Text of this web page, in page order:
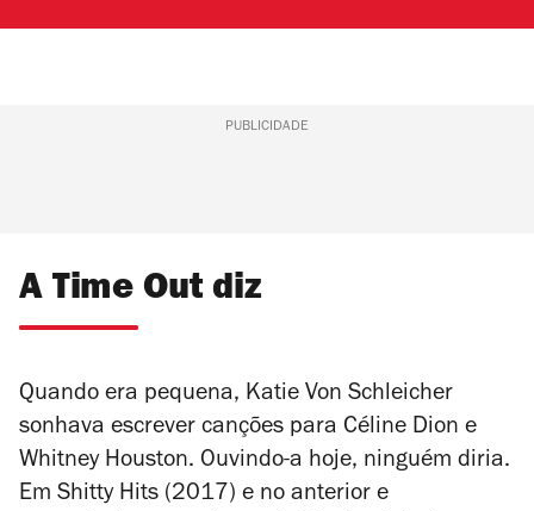
PUBLICIDADE
A Time Out diz
Quando era pequena, Katie Von Schleicher
sonhava escrever canções para Céline Dion e
Whitney Houston. Ouvindo-a hoje, ninguém diria.
Em Shitty Hits (2017) e no anterior e